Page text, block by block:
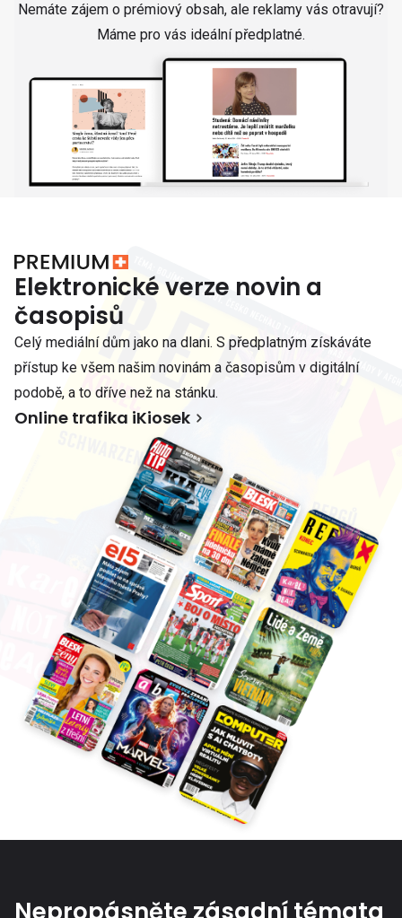
Nemáte zájem o prémiový obsah, ale reklamy vás otravují?
Máme pro vás ideální předplatné.
Elektronické verze novin a
časopisů
Celý mediální dům jako na dlani. S předplatným získáváte
přístup ke všem našim novinám a časopisům v digitální
podobě, a to dříve než na stánku.
Online trafika iKiosek